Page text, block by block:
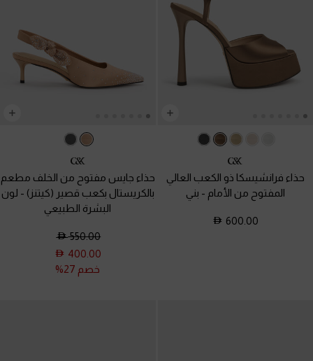
حذاء فرانشيسكا ذو الكعب العالي
المفتوح من الأمام - بني
600.00
حذاء جايس مفتوح من الخلف مطعم
بالكريستال بكعب قصير (كيتنز) - لون
البشرة الطبيعي
550.00
400.00
خصم 27%